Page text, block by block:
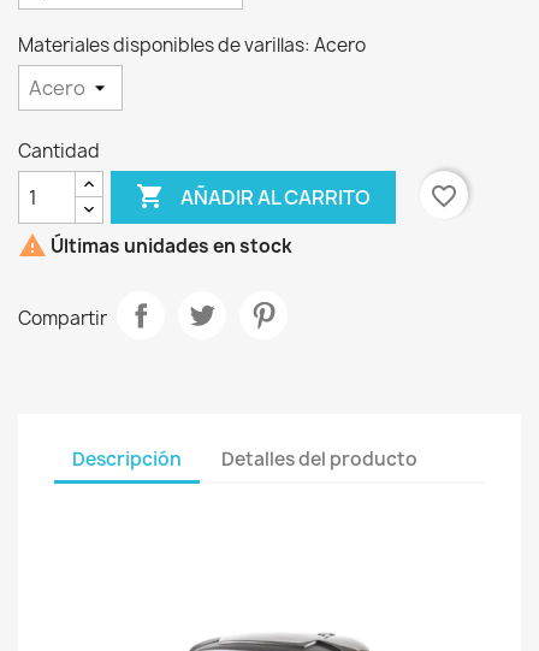
Materiales disponibles de varillas: Acero
Cantidad
 AÑADIR AL CARRITO
favorite_border
 Últimas unidades en stock
Compartir
Descripción Detalles del producto